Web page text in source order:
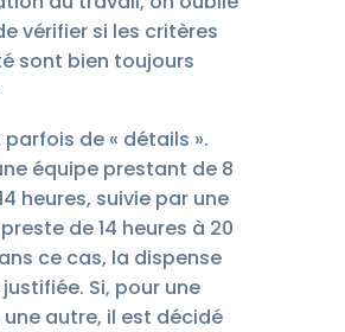
vérifier si les critères
sont bien toujours
parfois de « détails ».
équipe prestant de 8
heures, suivie par une
de 14 heures à 20
ce cas, la dispense
Si, pour une
autre, il est décidé